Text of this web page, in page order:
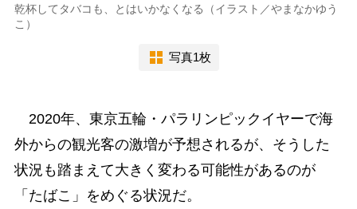
乾杯してタバコも、とはいかなくなる（イラスト／やまなかゆう
こ）
写真1枚
2020年、東京五輪・パラリンピックイヤーで海
外からの観光客の激増が予想されるが、そうした
状況も踏まえて大きく変わる可能性があるのが
「たばこ」をめぐる状況だ。